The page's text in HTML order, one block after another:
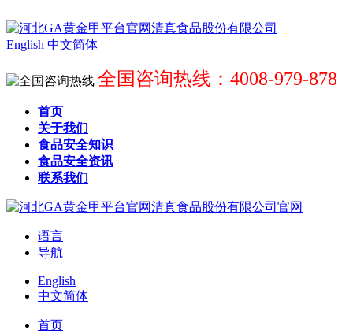
English 中文简体
全国咨询热线：4008-979-878
首页
关于我们
食品安全知识
食品安全资讯
联系我们
语言
导航
English
中文简体
首页